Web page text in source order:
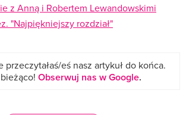
z Anną i Robertem Lewandowskimi
"Najpiękniejszy rozdział"
przeczytałaś/eś nasz artykuł do końca.
Obserwuj nas w Google.